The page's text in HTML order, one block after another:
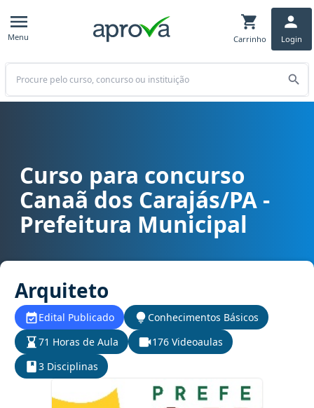
Menu Carrinho Login
Buscar
Curso para concurso Canaã dos Carajás/PA - Prefeitura
Curso para concurso
Canaã dos Carajás/PA -
Prefeitura Municipal
Arquiteto
Edital Publicado
Conhecimentos Básicos
71 Horas de Aula
176 Videoaulas
3 Disciplinas